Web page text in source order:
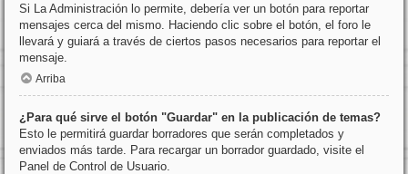
Si La Administración lo permite, debería ver un botón para reportar
mensajes cerca del mismo. Haciendo clic sobre el botón, el foro le
llevará y guiará a través de ciertos pasos necesarios para reportar el
mensaje.
Arriba
¿Para qué sirve el botón "Guardar" en la publicación de temas?
Esto le permitirá guardar borradores que serán completados y
enviados más tarde. Para recargar un borrador guardado, visite el
Panel de Control de Usuario.